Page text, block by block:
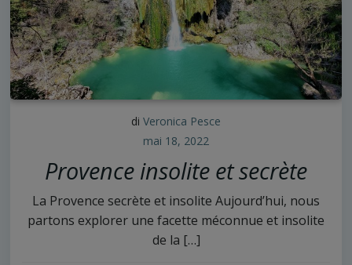
di Veronica Pesce
mai 18, 2022
Provence insolite et secrète
La Provence secrète et insolite Aujourd’hui, nous
partons explorer une facette méconnue et insolite
de la […]